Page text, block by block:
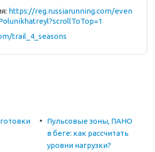
https://reg.russiarunning.com/even
trail_4_seasons
Пульсовые зоны, ПАНО
в беге: как рассчитать
уровни нагрузки?